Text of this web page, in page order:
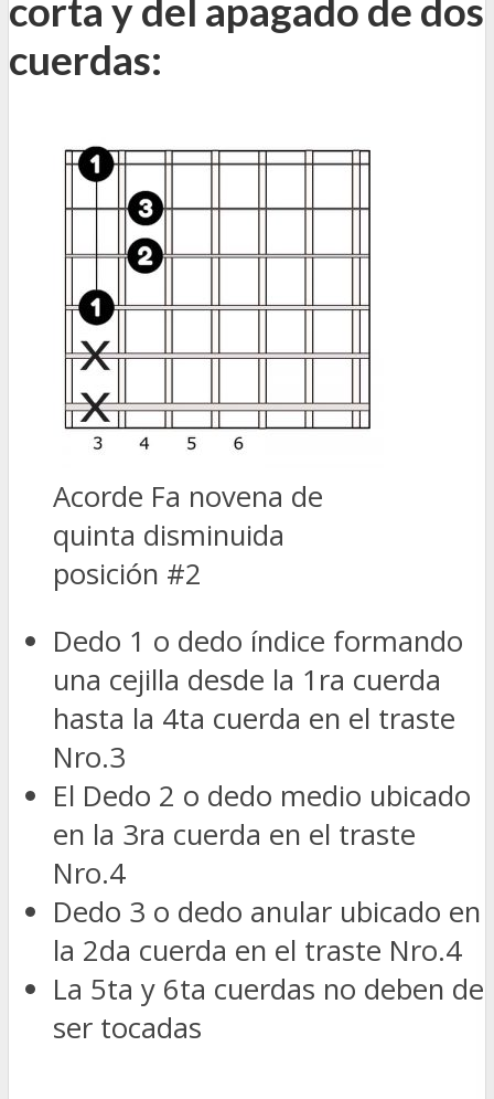
corta y del apagado de dos
cuerdas:
Acorde Fa novena de
quinta disminuida
posición #2
Dedo 1 o dedo índice formando
una cejilla desde la 1ra cuerda
hasta la 4ta cuerda en el traste
Nro.3
El Dedo 2 o dedo medio ubicado
en la 3ra cuerda en el traste
Nro.4
Dedo 3 o dedo anular ubicado en
la 2da cuerda en el traste Nro.4
La 5ta y 6ta cuerdas no deben de
ser tocadas